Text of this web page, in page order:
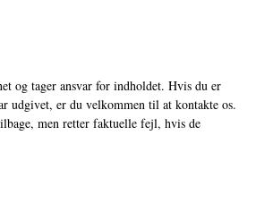
og tager ansvar for indholdet. Hvis du er
udgivet, er du velkommen til at kontakte os.
men retter faktuelle fejl, hvis de